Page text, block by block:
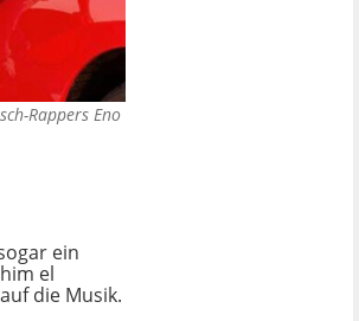
Rappers Eno
ein
el
die Musik.